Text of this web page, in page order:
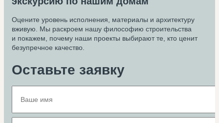
Оставьте заявку
Оцените уровень исполнения, материалы и архитектуру
вживую. Мы раскроем нашу философию строительства
и покажем, почему наши проекты выбирают те, кто ценит
безупречное качество.